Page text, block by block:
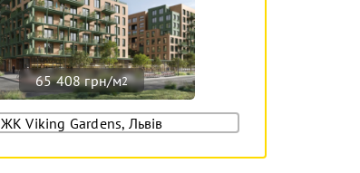
65 408 грн/м2
ЖК Viking Gardens, Львів